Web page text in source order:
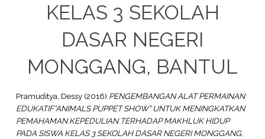
KELAS 3 SEKOLAH
DASAR NEGERI
MONGGANG, BANTUL
Pramuditya, Dessy(2016) PENGEMBANGAN ALAT PERMAINAN
EDUKATIF“ANIMALS PUPPET SHOW” UNTUK MENINGKATKAN
PEMAHAMAN KEPEDULIAN TERHADAP MAKHLUK HIDUP
PADA SISWA KELAS 3 SEKOLAH DASAR NEGERI MONGGANG,